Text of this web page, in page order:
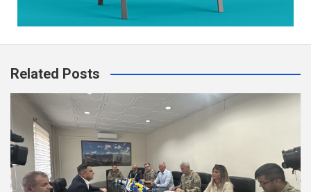
Related Posts